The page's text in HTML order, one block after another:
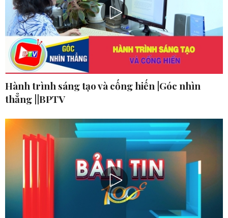
Hành trình sáng tạo và cống hiến |Góc nhìn
thẳng ||BPTV